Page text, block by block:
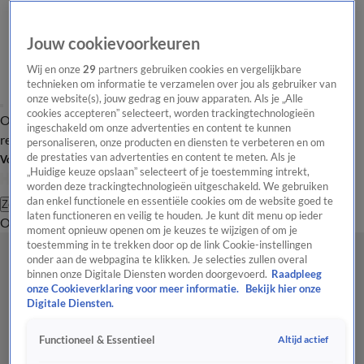
Overzicht Laatste nieuws Regionieuws Het beste van Hart
Tip de
redactie
Volg Hart van Nederland
Zoeken
OverzichtRegioUitzendingenWeerTip de redactiePanelVideo's
Jouw cookievoorkeuren
Wij en onze29 partners gebruiken cookies en vergelijkbare
technieken om informatie te verzamelen over jou als gebruiker van
onze website(s), jouw gedrag en jouw apparaten. Als je „Alle
cookies accepteren” selecteert, worden trackingtechnologieën
ingeschakeld om onze advertenties en content te kunnen
personaliseren, onze producten en diensten te verbeteren en om
de prestaties van advertenties en content te meten. Als je
„Huidige keuze opslaan” selecteert of je toestemming intrekt,
worden deze trackingtechnologieën uitgeschakeld. We gebruiken
dan enkel functionele en essentiële cookies om de website goed te
laten functioneren en veilig te houden. Je kunt dit menu op ieder
moment opnieuw openen om je keuzes te wijzigen of om je
toestemming in te trekken door op de link Cookie-instellingen
onder aan de webpagina te klikken. Je selecties zullen overal
binnen onze Digitale Diensten worden doorgevoerd. Raadpleeg
onze Cookieverklaring voor meer informatie.
Bekijk hier onze
Digitale Diensten.
Functioneel & Essentieel Altijd actief